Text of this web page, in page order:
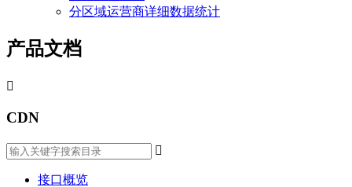
分区域运营商详细数据统计
产品文档

CDN

接口概览